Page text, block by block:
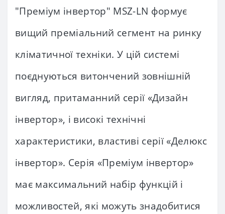
"Преміум інвертор" MSZ-LN формує
вищий преміальний сегмент на ринку
кліматичної техніки. У цій системі
поєднуються витончений зовнішній
вигляд, притаманний серії «Дизайн
інвертор», і високі технічні
характеристики, властиві серії «Делюкс
інвертор». Серія «Преміум інвертор»
має максимальний набір функцій і
можливостей, які можуть знадобитися